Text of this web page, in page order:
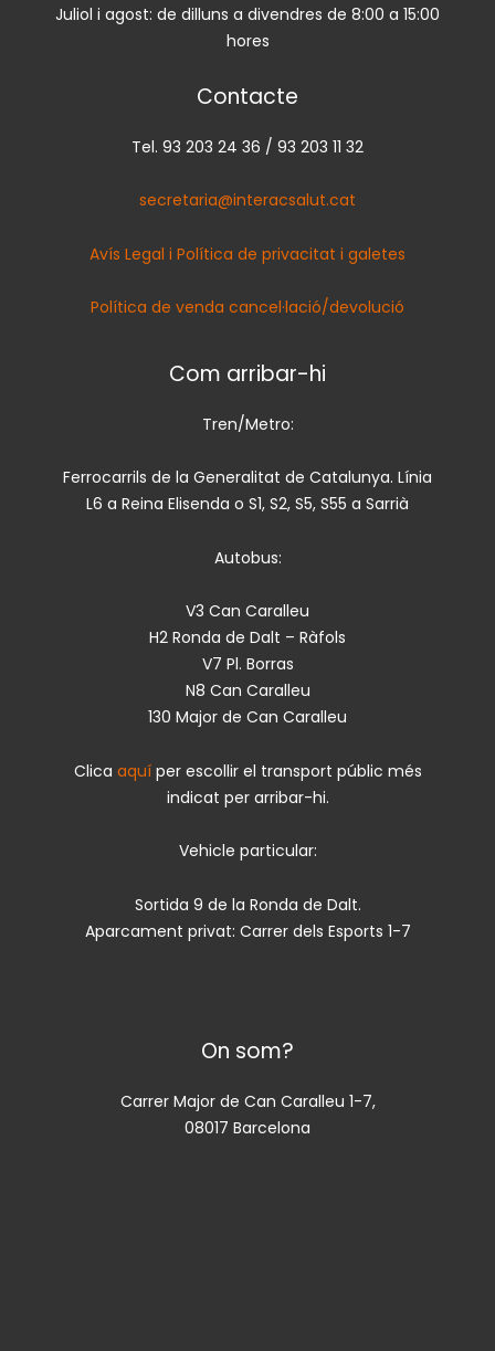
Juliol i agost: de dilluns a divendres de 8:00 a 15:00
hores
Contacte
Tel. 93 203 24 36 / 93 203 11 32
secretaria@interacsalut.cat
Avís Legal i Política de privacitat i galetes
Política de venda cancel·lació/devolució
Com arribar-hi
Tren/Metro:
Ferrocarrils de la Generalitat de Catalunya. Línia
L6 a Reina Elisenda o S1, S2, S5, S55 a Sarrià
Autobus:
V3 Can Caralleu
H2 Ronda de Dalt – Ràfols
V7 Pl. Borras
N8 Can Caralleu
130 Major de Can Caralleu
Clica aquí per escollir el transport públic més
indicat per arribar-hi.
Vehicle particular:
Sortida 9 de la Ronda de Dalt.
Aparcament privat: Carrer dels Esports 1-7
On som?
Carrer Major de Can Caralleu 1-7,
08017 Barcelona